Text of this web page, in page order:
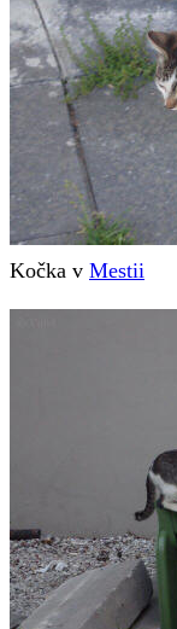
Kočka v Mestii